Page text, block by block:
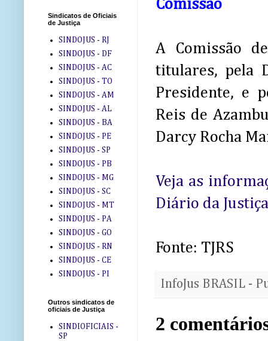
Comissão
A Comissão
titulares, pela
Presidente, e
Reis de
Darcy Rocha
Veja as
Diário da
Fonte: TJRS
InfoJus BRASIL -
2
Sindicatos de Oficiais
de Justiça
SINDOJUS - RJ
SINDOJUS - DF
SINDOJUS - AC
SINDOJUS - TO
SINDOJUS - AM
SINDOJUS - AL
SINDOJUS - BA
SINDOJUS - PE
SINDOJUS - SP
SINDOJUS - PB
SINDOJUS - MG
SINDOJUS - SC
SINDOJUS - MT
SINDOJUS - PA
SINDOJUS - GO
SINDOJUS - RN
SINDOJUS - CE
SINDOJUS - PI
Outros sindicatos de
oficiais de Justiça
SINDIOFICIAIS -
SP